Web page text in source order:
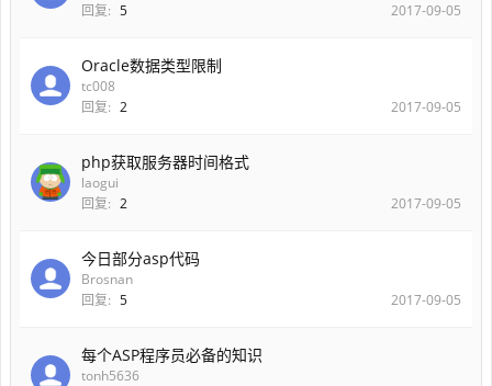
回复: 5 2017-09-05
Oracle数据类型限制
tc008
回复: 2 2017-09-05
php获取服务器时间格式
laogui
回复: 2 2017-09-05
今日部分asp代码
Brosnan
回复: 5 2017-09-05
每个ASP程序员必备的知识
tonh5636